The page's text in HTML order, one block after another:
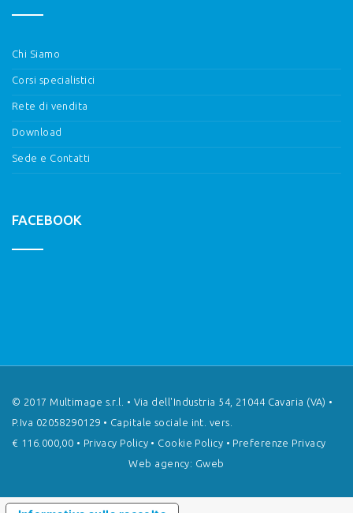
Chi Siamo
Corsi specialistici
Rete di vendita
Download
Sede e Contatti
FACEBOOK
© 2017 Multimage s.r.l. • Via dell'Industria 54, 21044 Cavaria (VA) •
P.Iva 02058290129 • Capitale sociale int. vers.
€ 116.000,00 • Privacy Policy• Cookie Policy • Preferenze Privacy
Web agency: Gweb